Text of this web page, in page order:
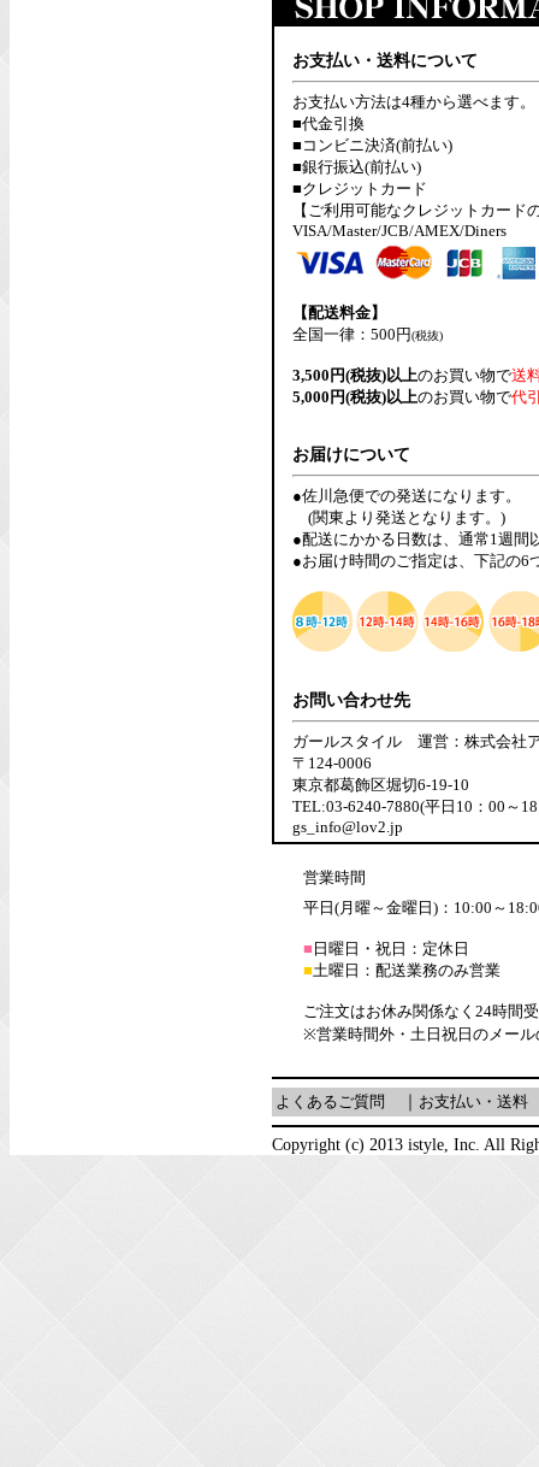
お支払い・送料について
お支払い方法は4種から選べます。
■代金引換
■コンビニ決済(前払い)
■銀行振込(前払い)
■クレジットカード
【ご利用可能なクレジットカード
VISA/Master/JCB/AMEX/Diners
【配送料金】
全国一律：500円(税抜)
3,500円(税抜)以上のお買い物で送
5,000円(税抜)以上のお買い物で代
お届けについて
●佐川急便での発送になります。
(関東より発送となります。)
●配送にかかる日数は、通常1週間
●お届け時間のご指定は、下記の6
お問い合わせ先
ガールスタイル 運営：株式会社
〒124-0006
東京都葛飾区堀切6-19-10
TEL:03-6240-7880(平日10：00～
gs_info@lov2.jp
営業時間
平日(月曜～金曜日)：10:00～
■ 日曜日・祝日：定休日
■土曜日：配送業務のみ営業
ご注文はお休み関係なく24時間
※営業時間外・土日祝日のメー
よくあるご質問 お支払い・送料
Copyright (c) 2013 istyle, Inc. All